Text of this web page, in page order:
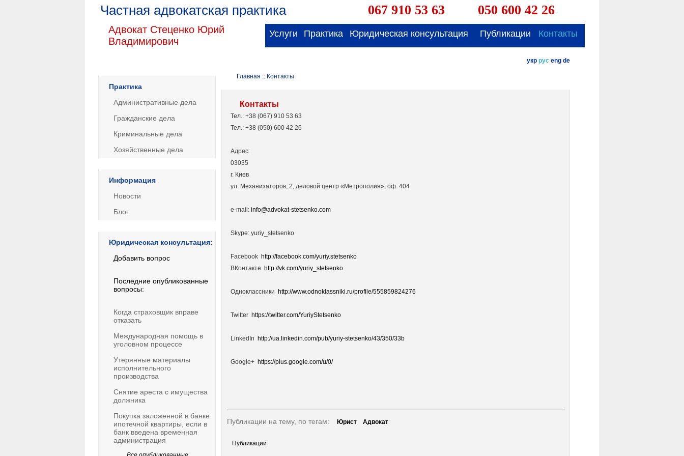
Частная адвокатская практика 067 910 53 63 050 600 42 26
Адвокат Стеценко Юрий
Владимирович
Услуги Практика Юридическая консультация Публикации Контакты
укр рус eng de
Практика
Административные дела
Гражданские дела
Криминальные дела
Хозяйственные дела
Информация
Новости
Блог
Юридическая консультация:
Добавить вопрос
Последние опубликованные
вопросы:
Когда страховщик вправе
отказать
Международная помощь в
уголовном процессе
Утерянные материалы
исполнительного
производства
Снятие ареста с имущества
должника
Покупка заложенной в банке
ипотечной квартиры, если в
банк введена временная
администрация
Главная :: Контакты
Контакты
Тел.: +38 (067) 910 53 63
Тел.: +38 (050) 600 42 26
Адрес:
03035
г. Киев
ул. Механизаторов, 2, деловой центр «Метрополия», оф. 404
e-mail: info@advokat-stetsenko.com
Skype: yuriy_stetsenko
Facebook http://facebook.com/yuriy.stetsenko
ВКонтакте
http://vk.com/yuriy_stetsenko
Одноклассники http://www.odnoklassniki.ru/profile/555859824276
Twitter https://twitter.com/YuriyStetsenko
LinkedIn http://ua.linkedin.com/pub/yuriy-stetsenko/43/350/33b
Google+ https://plus.google.com/u/0/
Публикации на тему, по тегам: Юрист Адвокат
Публикации